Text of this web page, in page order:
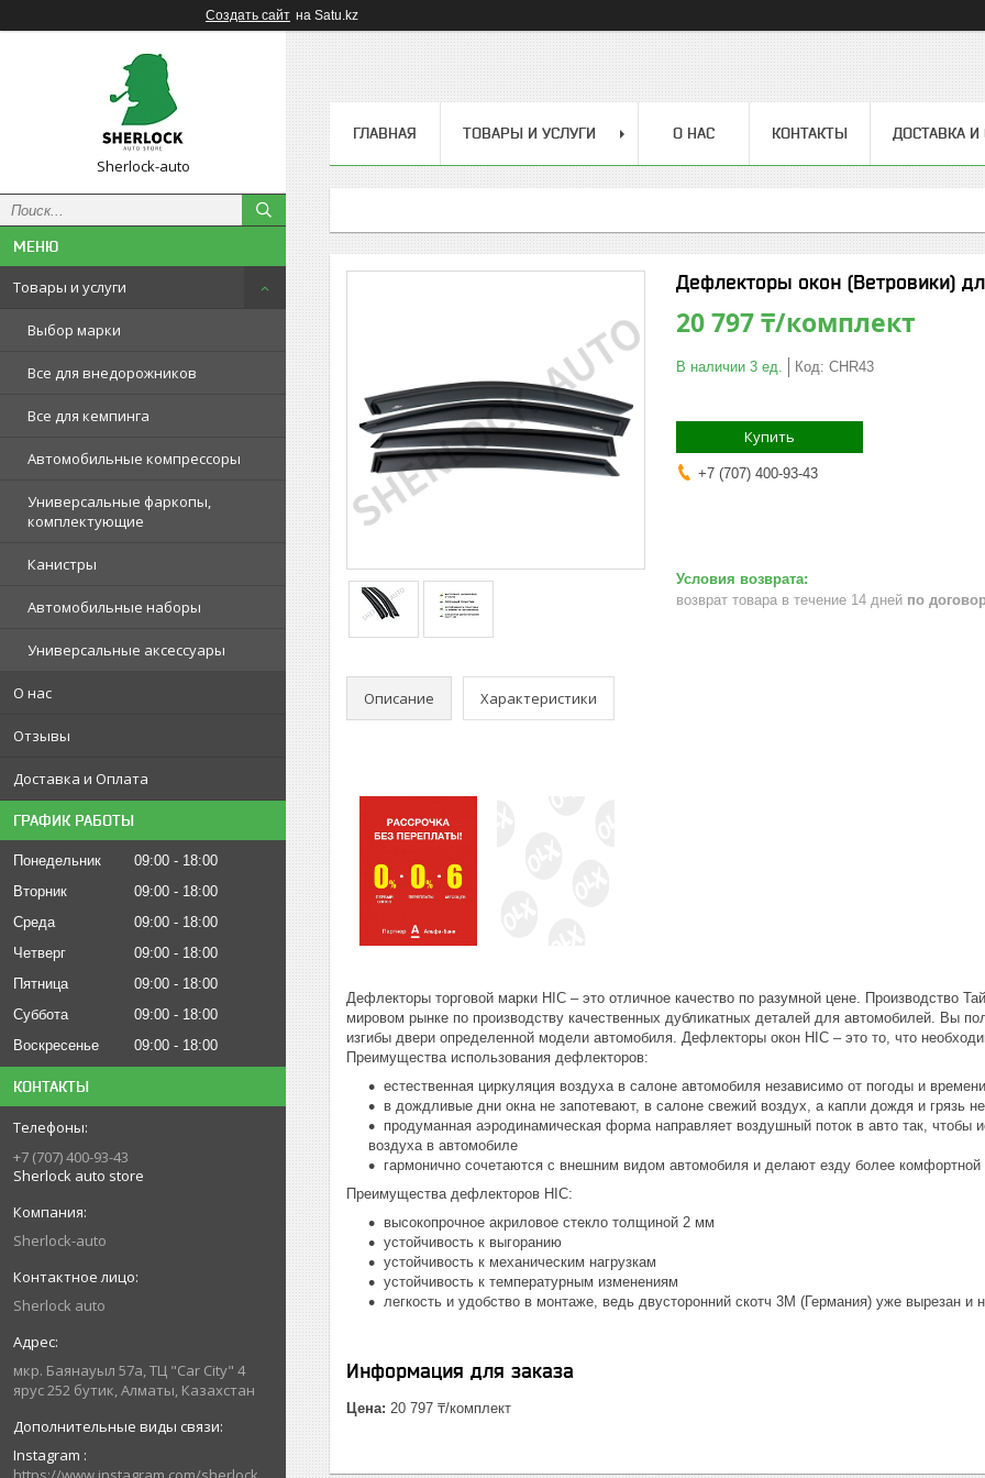
Создать сайт на Satu.kz
Sherlock-auto
Товары и услуги
Выбор марки
Все для внедорожников
Все для кемпинга
Автомобильные компрессоры
Универсальные фаркопы,
комплектующие
Канистры
Автомобильные наборы
Универсальные аксессуары
О нас
Отзывы
Доставка и Оплата
ГРАФИК РАБОТЫ
Понедельник 09:00
18:00
Вторник
09:00
18:00
Среда
09:00
18:00
Четверг
09:00
18:00
Пятница
09:00
18:00
Суббота
09:00
18:00
Воскресенье
09:00 18:00
КОНТАКТЫ
+7 (707) 400-93-43
Sherlock auto store
Sherlock-auto
Sherlock auto
мкр. Баянауыл 57а, ТЦ "Car Сity" 4
ярус 252 бутик, Алматы, Казахстан
Instagram
ГЛАВНАЯ ТОВАРЫ И УСЛУГИ О НАС КОНТАКТЫ ДОСТАВКА И
Дефлекторы окон (Ветровики)
20 797 ₸/комплект
В наличии 3 ед. Код: CHR43
Купить
+7 (707) 400-93-43
возврат товара в течение 14 дней по
Описание Характеристики
Дефлекторы торговой марки HIC – это отличное качество по разумной цене. Производство
мировом рынке по производству качественных дубликатных деталей для автомобилей. Вы
изгибы двери определенной модели автомобиля. Дефлекторы окон HIC – это то, что
Преимущества использования дефлекторов:
естественная циркуляция воздуха в салоне автомобиля независимо от погоды и
в дождливые дни окна не запотевают, в салоне свежий воздух, а капли дождя и грязь
продуманная аэродинамическая форма направляет воздушный поток в авто так, чтобы
воздуха в автомобиле
гармонично сочетаются с внешним видом автомобиля и делают езду более комфортной
Преимущества дефлекторов HIC:
высокопрочное акриловое стекло толщиной 2 мм
устойчивость к выгоранию
устойчивость к механическим нагрузкам
устойчивость к температурным изменениям
легкость и удобство в монтаже, ведь двусторонний скотч 3М (Германия) уже вырезан и
Информация для заказа
Цена: 20 797 ₸/комплект